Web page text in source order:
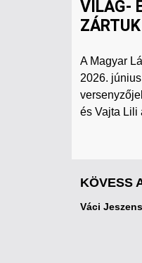
VILÁG-
A Magyar
2026.
és Vajta Lili
KÖVESS
Váci